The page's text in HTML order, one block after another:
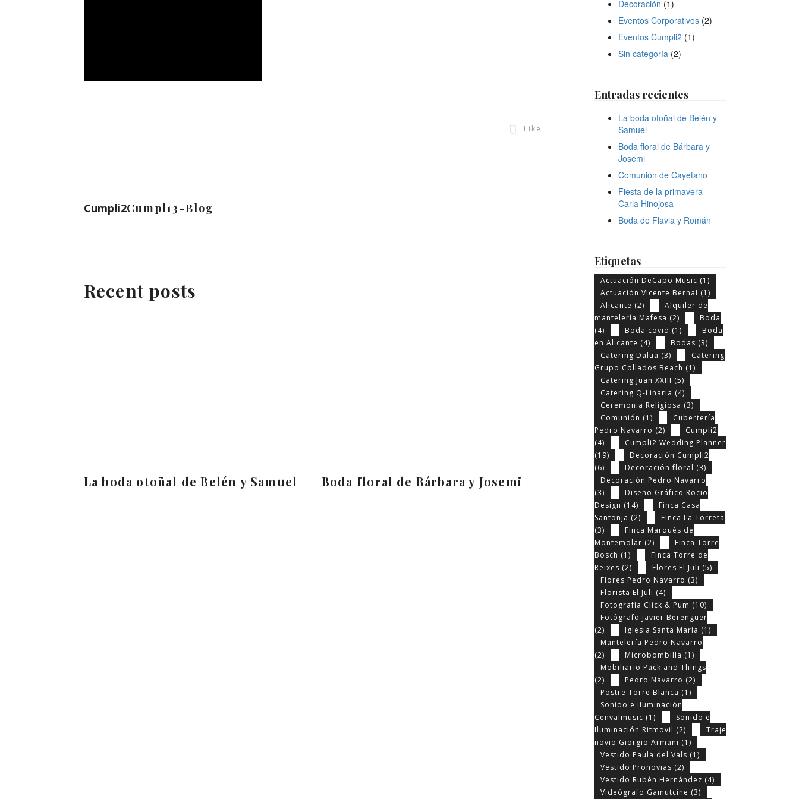
Like
Cumpli2Cumpl13-Blog
Recent posts
La boda otoñal de Belén y Samuel Boda floral de Bárbara y Josemi
Decoración (1)
Eventos Corporativos(2)
Eventos Cumpli2 (1)
Sin categoría(2)
Entradas recientes
La boda otoñal de Belén y
Samuel
Boda floral de Bárbara y
Josemi
Comunión de Cayetano
Fiesta de la primavera –
Carla Hinojosa
Boda de Flavia y Román
Etiquetas
Actuación DeCapo Music (1)
Actuación Vicente Bernal (1)
Alicante (2)
Alquiler de
mantelería Mafesa (2)
Boda
(4)
Boda covid (1)
Boda
en Alicante (4) Bodas (3)
Catering Dalua (3)
Catering
Grupo Collados Beach (1)
Catering Juan XXIII (5)
Catering Q-Linaria (4)
Ceremonia Religiosa (3)
Comunión (1)
Cubertería
Pedro Navarro (2)
Cumpli2
(4)
Cumpli2 Wedding Planner
(19)
Decoración Cumpli2
(6)
Decoración floral (3)
Decoración Pedro Navarro
(3)
Diseño Gráfico Rocio
Design (14)
Finca Casa
Santonja (2)
Finca La Torreta
(3)
Finca Marqués de
Montemolar (2)
Finca Torre
Bosch (1)
Finca Torre de
Reixes (2) Flores El Juli (5)
Flores Pedro Navarro (3)
Florista El Juli (4)
Fotografía Click & Pum (10)
Fotógrafo Javier Berenguer
(2)
Iglesia Santa María (1)
Mantelería Pedro Navarro
(2)
Microbombilla (1)
Mobiliario Pack and Things
(2)
Pedro Navarro (2)
Postre Torre Blanca (1)
Sonido e iluminación
Cenvalmusic (1)
Sonido e
Iluminación Ritmovil (2)
Traje
novio Giorgio Armani (1)
Vestido Paula del Vals (1)
Vestido Pronovias (2)
Vestido Rubén Hernández (4)
Videógrafo Gamutcine (3)